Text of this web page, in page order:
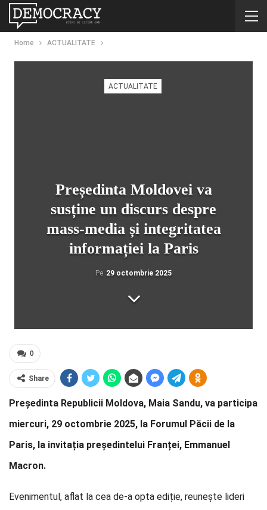
Home ACTUALITATE
ACTUALITATE
Președinta Moldovei va
susține un discurs despre
mass-media și integritatea
informației la Paris
Pe 29 octombrie 2025
0
Share
Președinta Republicii Moldova, Maia Sandu, va participa
miercuri, 29 octombrie 2025, la Forumul Păcii de la
Paris, la invitația președintelui Franței, Emmanuel
Macron.
Evenimentul, aflat la cea de-a opta ediție, reunește lideri